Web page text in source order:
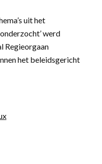
uit het
werd
Regieorgaan
het beleidsgericht